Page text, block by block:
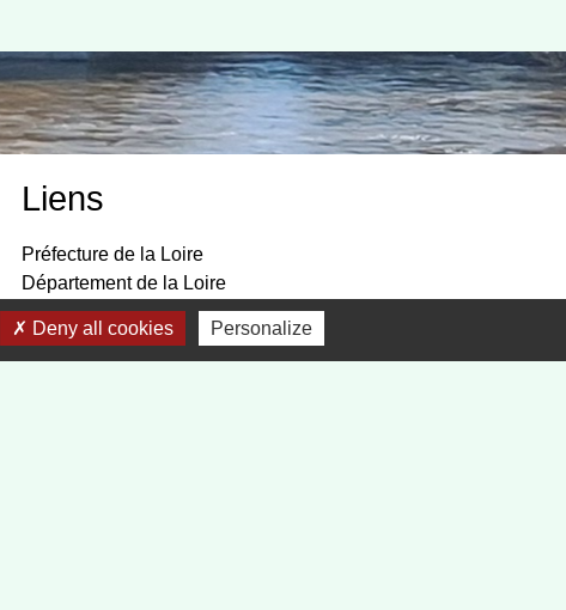
Liens
Préfecture de la Loire
Département de la Loire
Région Auvergne, Rhône Alpes
Communauté de Communes Forez-Est
Deny all cookies Personalize